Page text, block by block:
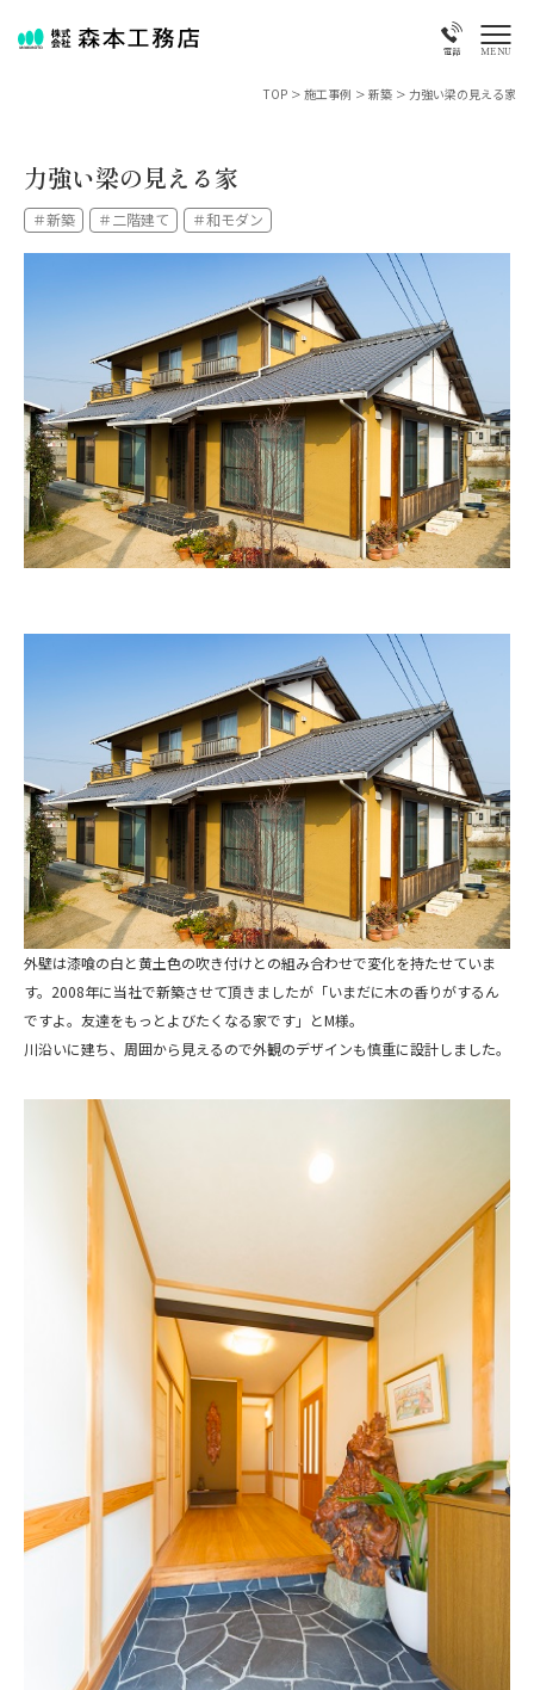
電話 MENU
TOP > 施工事例 > 新築 > 力強い梁の見える家
力強い梁の見える家
＃新築 ＃二階建て ＃和モダン
外壁は漆喰の白と黄土色の吹き付けとの組み合わせで変化を持たせていま
す。2008年に当社で新築させて頂きましたが「いまだに木の香りがするん
ですよ。友達をもっとよびたくなる家です」とM様。
川沿いに建ち、周囲から見えるので外観のデザインも慎重に設計しました。